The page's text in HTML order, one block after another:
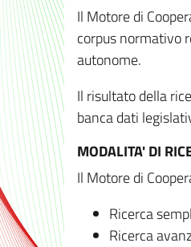
Il Motore di
corpus normativo
autonome.
Il risultato della
banca dati
MODALITA' DI
Il Motore di
Ricerca
Ricerca